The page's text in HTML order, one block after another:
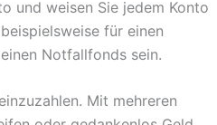
und weisen Sie jedem Konto
für einen
Notfallfonds sein.
Mit mehreren